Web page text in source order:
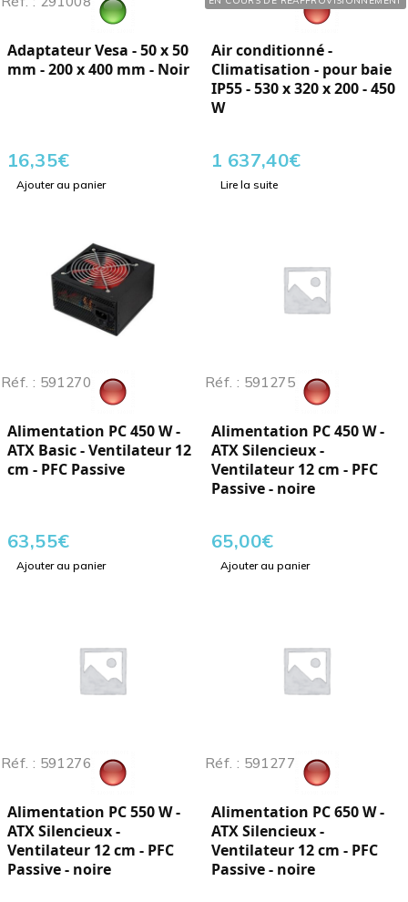
Adaptateur Vesa - 50 x 50
mm - 200 x 400 mm - Noir
16,35€
Ajouter au panier
Air conditionné -
Climatisation - pour baie
IP55 - 530 x 320 x 200 - 450
W
1 637,40€
Lire la suite
Réf. : 591270
Alimentation PC 450 W -
ATX Basic - Ventilateur 12
cm - PFC Passive
63,55€
Ajouter au panier
Réf. : 591275
Alimentation PC 450 W -
ATX Silencieux -
Ventilateur 12 cm - PFC
Passive - noire
65,00€
Ajouter au panier
Réf. : 591276
Alimentation PC 550 W -
ATX Silencieux -
Ventilateur 12 cm - PFC
Passive - noire
Réf. : 591277
Alimentation PC 650 W -
ATX Silencieux -
Ventilateur 12 cm - PFC
Passive - noire